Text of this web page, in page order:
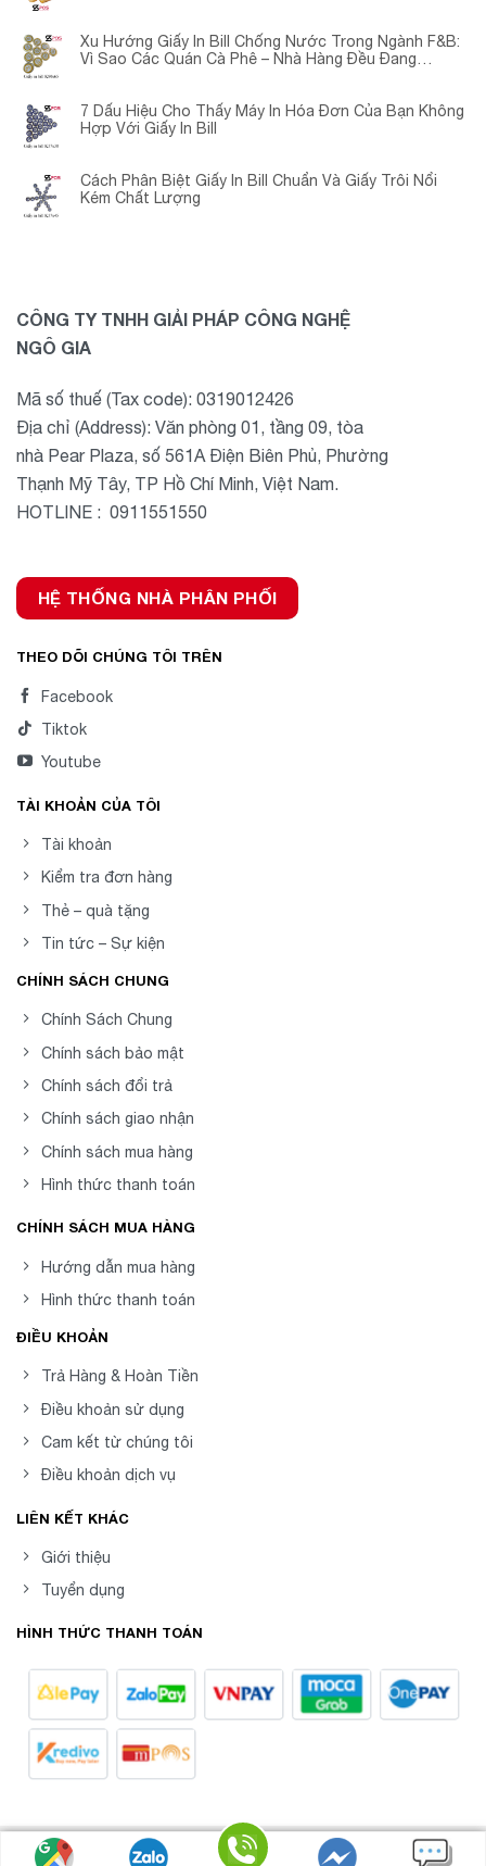
Xu Hướng Giấy In Bill Chống Nước Trong Ngành F&B:
Vì Sao Các Quán Cà Phê – Nhà Hàng Đều Đang
7 Dấu Hiệu Cho Thấy Máy In Hóa Đơn Của Bạn Không
Hợp Với Giấy In Bill
Cách Phân Biệt Giấy In Bill Chuẩn Và Giấy Trôi Nổi
Kém Chất Lượng
CÔNG TY TNHH GIẢI PHÁP CÔNG NGHỆ
NGÔ GIA
Mã số thuế (Tax code): 0319012426
Địa chỉ (Address): Văn phòng 01, tầng 09, tòa
nhà Pear Plaza, số 561A Điện Biên Phủ, Phường
Thạnh Mỹ Tây, TP Hồ Chí Minh, Việt Nam.
HOTLINE : 0911551550
HỆ THỐNG NHÀ PHÂN PHỐI
THEO DÕI CHÚNG TÔI TRÊN
Facebook
Tiktok
Youtube
TÀI KHOẢN CỦA TÔI
Tài khoản
Kiểm tra đơn hàng
Thẻ – quà tặng
Tin tức – Sự kiện
CHÍNH SÁCH CHUNG
Chính Sách Chung
Chính sách bảo mật
Chính sách đổi trả
Chính sách giao nhận
Chính sách mua hàng
Hình thức thanh toán
CHÍNH SÁCH MUA HÀNG
Hướng dẫn mua hàng
Hình thức thanh toán
ĐIỀU KHOẢN
Trả Hàng & Hoàn Tiền
Điều khoản sử dụng
Cam kết từ chúng tôi
Điều khoản dịch vụ
LIÊN KẾT KHÁC
Giới thiệu
Tuyển dụng
HÌNH THỨC THANH TOÁN
Copyright 2026 © 8posvn -
Phần mềm Quản Lý Bán Hàng Chuyên